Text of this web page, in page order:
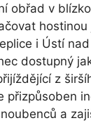
obřad v
i Ústí
dostupný
z
přizpůsoben
a